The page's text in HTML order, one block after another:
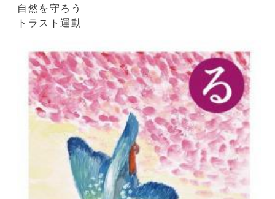
自然を守ろう
トラスト運動